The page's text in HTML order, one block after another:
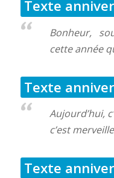
Texte
Bonheur,
cette année
Texte
Aujourd’hui,
c’est
Texte